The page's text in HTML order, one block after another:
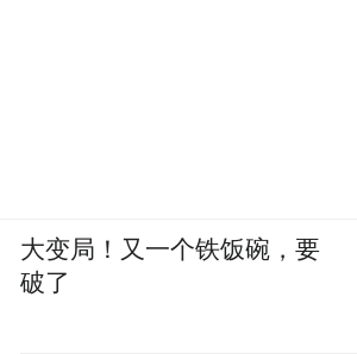
大变局！又一个铁饭碗，要
破了